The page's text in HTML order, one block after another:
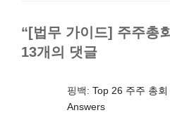
“[법무 가이드] 주주총
13개의 댓글
핑백: Top 26 주주 총
Answers